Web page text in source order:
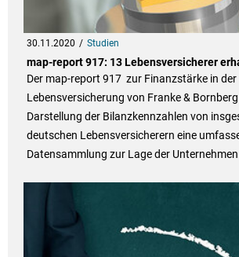
30.11.2020 Studien
map-report 917: 13 Lebensversicherer
Der map-report 917 zur Finanzstärke in der
Lebensversicherung von Franke &
Darstellung der Bilanzkennzahlen von
deutschen Lebensversicherern eine
Datensammlung zur Lage der